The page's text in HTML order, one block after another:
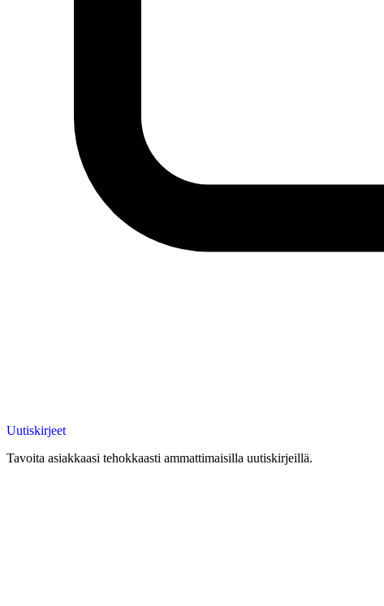
Uutiskirjeet
Tavoita asiakkaasi tehokkaasti ammattimaisilla uutiskirjeillä.